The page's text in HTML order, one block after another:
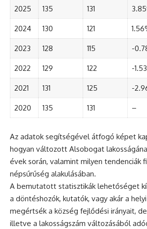
2025 135 131
2024 130 121
2023 128 115 -
2022 129 122 -
2021 131 125 -
2020 135 131 –
Az adatok segítségével átfogó képet
hogyan változott Alsobogat
évek során, valamint milyen tendenciák
népsűrűség alakulásában.
A bemutatott statisztikák lehetőséget
a döntéshozók, kutatók, vagy akár a
megértsék a község fejlődési irányait,
illetve a lakosságszám változásából